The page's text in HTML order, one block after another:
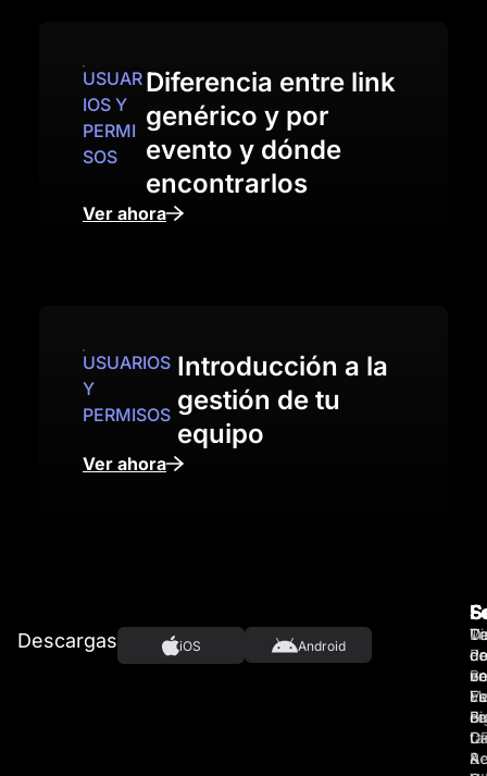
USUAR
IOS Y
PERMI
SOS
Diferencia entre link
genérico y por
evento y dónde
encontrarlos
Ver ahora
USUARIOS
Y
PERMISOS
Introducción a la
gestión de tu
equipo
Ver ahora
Descargas iOS Android
de
en
de
&